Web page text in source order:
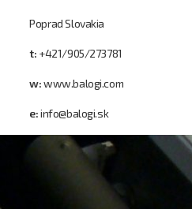
Poprad Slovakia
t: +421/905/273781
w:www.balogi.com
e:info@balogi.sk